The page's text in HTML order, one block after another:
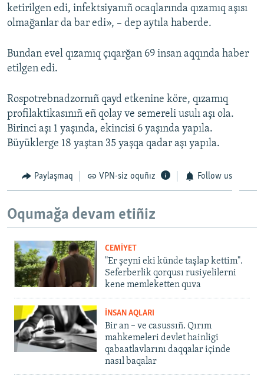
Українською
RFE/RS bütün saytları
ketirilgen edi, infektsiyanıñ ocaqlarında qızamıq aşısı
olmağanlar da bar edi», – dep aytıla haberde.
Bundan evel qızamıq çıqarğan 69 insan aqqında haber
etilgen edi.
Rospotrebnadzornıñ qayd etkenine köre, qızamıq
profilaktikasınıñ eñ qolay ve semereli usulı aşı ola.
Birinci aşı 1 yaşında, ekincisi 6 yaşında yapıla.
Büyüklerge 18 yaştan 35 yaşqa qadar aşı yapıla.
Paylaşmaq VPN-siz oquñız Follow us
Oqumağa devam etiñiz
CEMİYET
"Er şeyni eki künde taşlap kettim".
Seferberlik qorqusı rusiyelilerni
kene memleketten quva
İNSAN AQLARI
Bir an – ve casussıñ. Qırım
mahkemeleri devlet hainligi
qabaatlavlarını daqqalar içinde
nasıl baqalar